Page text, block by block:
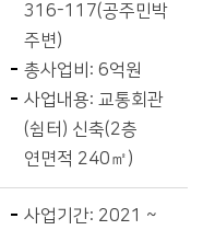
316-117(공주민박
주변)
총사업비: 6억원
사업내용: 교통회관
(쉼터) 신축(2층
연면적 240㎡)
사업기간: 2021 ~